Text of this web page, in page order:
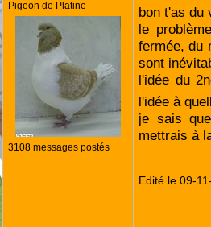
Pigeon de Platine
3108 messages postés
bon t'as du
le
fermée, du
sont
l'idée du
l'idée à
je sais
mettrais à
Edité le 09-